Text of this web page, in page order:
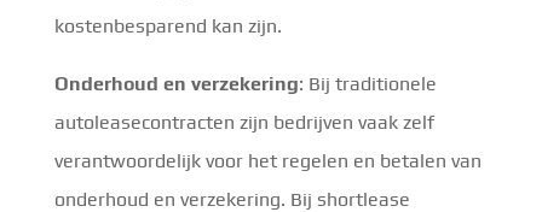
kostenbesparend kan zijn.
Onderhoud en verzekering: Bij traditionele
autoleasecontracten zijn bedrijven vaak zelf
verantwoordelijk voor het regelen en betalen van
onderhoud en verzekering. Bij shortlease